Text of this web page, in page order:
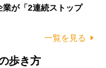
業が「2連続ストップ
一覧を見る
歩き方